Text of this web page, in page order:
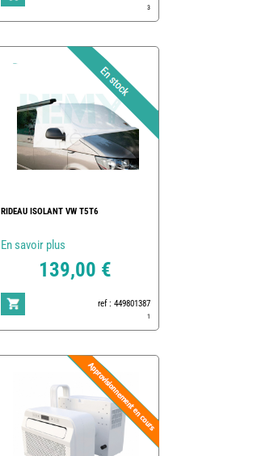
3
RIDEAU ISOLANT VW T5T6
En savoir plus
139,00 €
ref : 449801387
1